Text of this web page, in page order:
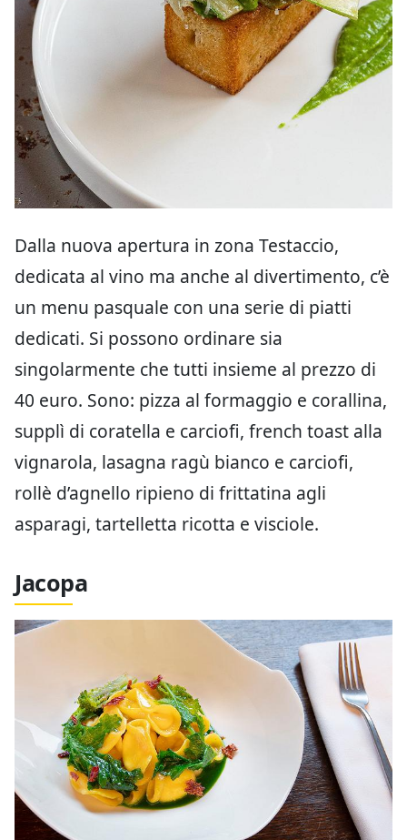
Dalla nuova apertura in zona Testaccio,
dedicata al vino ma anche al divertimento, c’è
un menu pasquale con una serie di piatti
dedicati. Si possono ordinare sia
singolarmente che tutti insieme al prezzo di
40 euro. Sono: pizza al formaggio e corallina,
supplì di coratella e carciofi, french toast alla
vignarola, lasagna ragù bianco e carciofi,
rollè d’agnello ripieno di frittatina agli
asparagi, tartelletta ricotta e visciole.
Jacopa